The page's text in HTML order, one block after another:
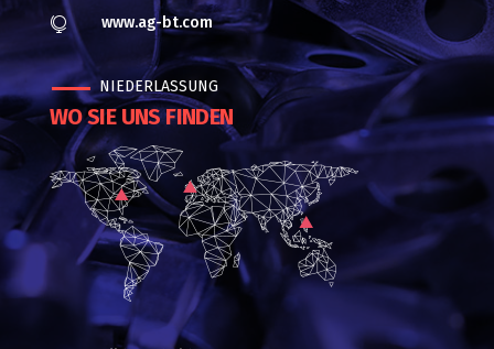
 www.ag-bt.com
NIEDERLASSUNG
WO SIE UNS FINDEN